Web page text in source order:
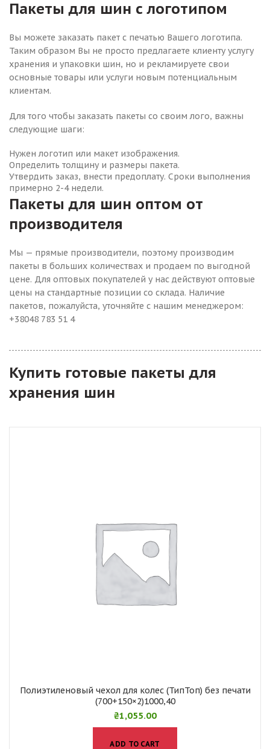
Пакеты для шин с логотипом
Вы можете заказать пакет с печатью Вашего логотипа.
Таким образом Вы не просто предлагаете клиенту услугу
хранения и упаковки шин, но и рекламируете свои
основные товары или услуги новым потенциальным
клиентам.
Для того чтобы заказать пакеты со своим лого, важны
следующие шаги:
Нужен логотип или макет изображения.
Определить толщину и размеры пакета.
Утвердить заказ, внести предоплату. Сроки выполнения
примерно 2-4 недели.
Пакеты для шин оптом от
производителя
Мы — прямые производители, поэтому производим
пакеты в больших количествах и продаем по выгодной
цене. Для оптовых покупателей у нас действуют оптовые
цены на стандартные позиции со склада. Наличие
пакетов, пожалуйста, уточняйте с нашим менеджером:
+38048 783 51 4
Купить готовые пакеты для
хранения шин
Полиэтиленовый чехол для колес (ТипТоп) без печати
(700+150×2)1000,40
₴1,055.00
ADD TO CART